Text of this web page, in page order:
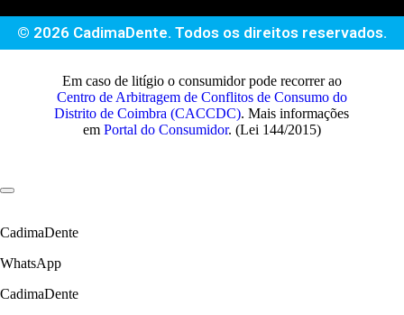
© 2026 CadimaDente. Todos os direitos reservados.
Em caso de litígio o consumidor pode recorrer ao
Centro de Arbitragem de Conflitos de Consumo do
Distrito de Coimbra (CACCDC). Mais informações
em Portal do Consumidor. (Lei 144/2015)
CadimaDente
WhatsApp
CadimaDente